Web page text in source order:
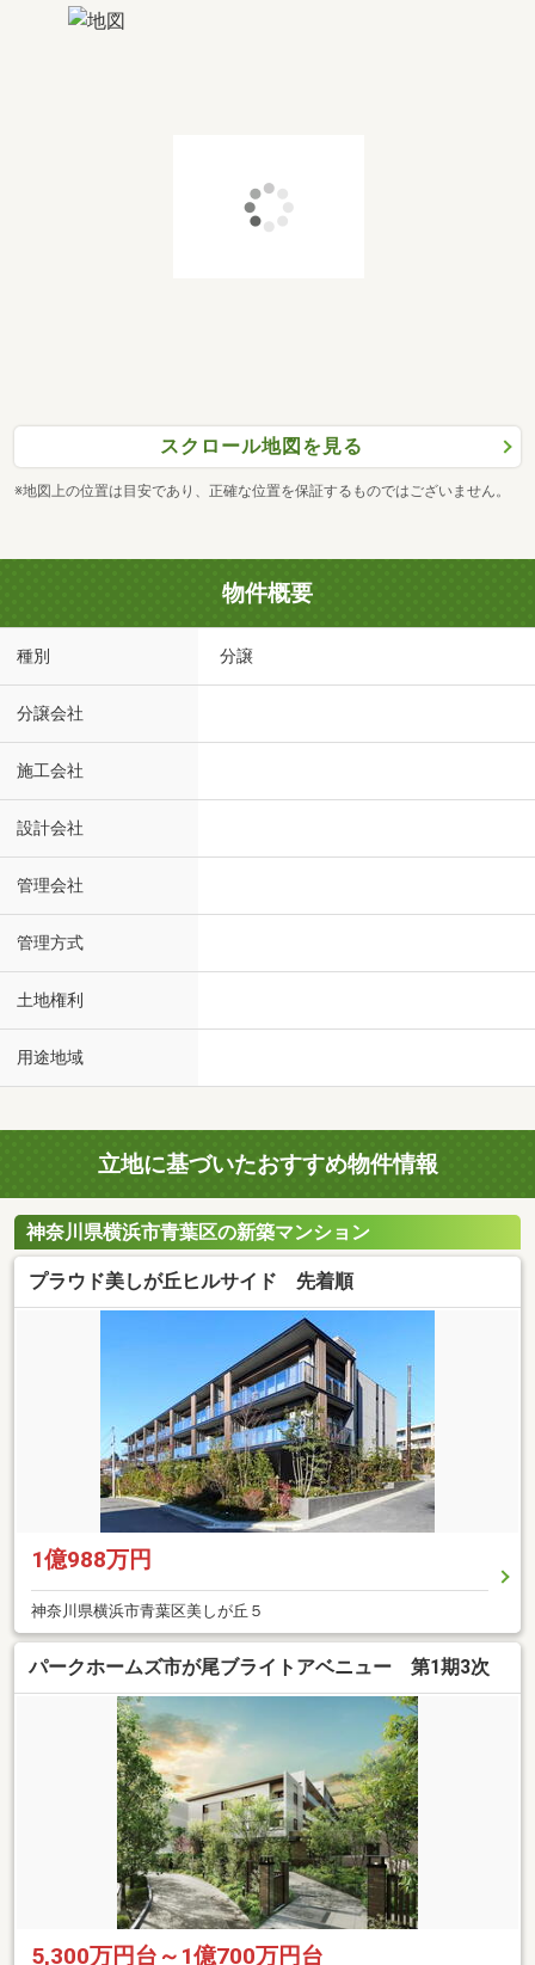
スクロール地図を見る
※地図上の位置は目安であり、正確な位置を保証するものではございません。
物件概要
種別 分譲
分譲会社
施工会社
設計会社
管理会社
管理方式
土地権利
用途地域
立地に基づいたおすすめ物件情報
神奈川県横浜市青葉区の新築マンション
プラウド美しが丘ヒルサイド 先着順
1億988万円
神奈川県横浜市青葉区美しが丘５
パークホームズ市が尾ブライトアベニュー 第1期3次
5,300万円台～1億700万円台